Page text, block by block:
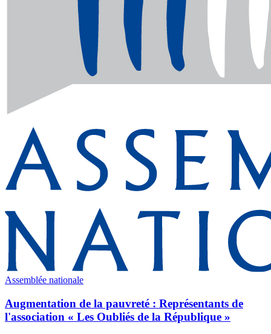
Assemblée nationale
Augmentation de la pauvreté : Représentants de
l'association « Les Oubliés de la République »